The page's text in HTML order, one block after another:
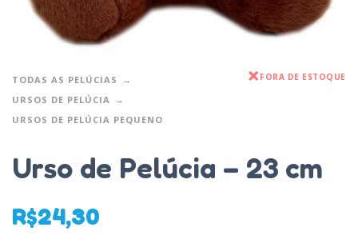
TODAS AS PELÚCIAS
URSOS DE PELÚCIA
URSOS DE PELÚCIA PEQUENO
FORA DE ESTOQUE
Urso de Pelúcia – 23 cm
R$24,30